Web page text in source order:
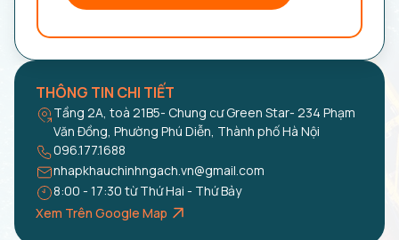
THÔNG TIN CHI TIẾT
Tầng 2A, toà 21B5- Chung cư Green Star- 234 Phạm
Văn Đồng, Phường Phú Diễn, Thành phố Hà Nội
096.177.1688
nhapkhauchinhngach.vn@gmail.com
8:00 - 17:30 từ Thứ Hai - Thứ Bảy
Xem Trên Google Map